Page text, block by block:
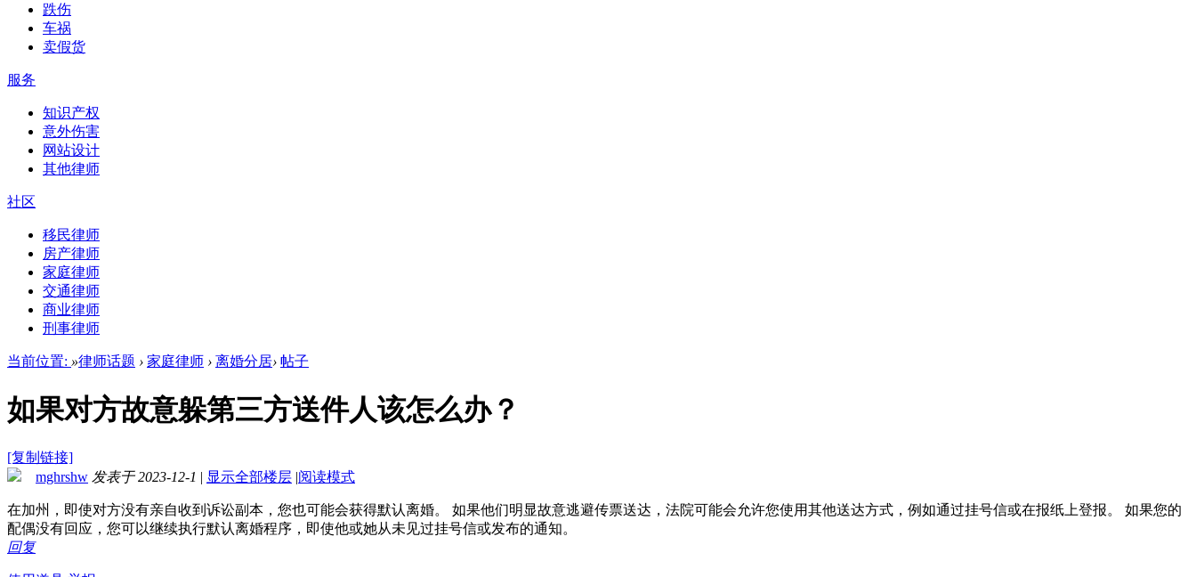
跌伤
车祸
卖假货
服务
知识产权
意外伤害
网站设计
其他律师
社区
移民律师
房产律师
家庭律师
交通律师
商业律师
刑事律师
当前位置: »律师话题 › 家庭律师 › 离婚分居› 帖子
如果对方故意躲第三方送件人该怎么办？
[复制链接]
mghrshw 发表于 2023-12-1 | 显示全部楼层 |阅读模式
在加州，即使对方没有亲自收到诉讼副本，您也可能会获得默认离婚。 如果他们明显故意逃避传票送达，法院可能会允许您使用其他送达方式，例如通过挂号信或在报纸上登报。 如果您的
配偶没有回应，您可以继续执行默认离婚程序，即使他或她从未见过挂号信或发布的通知。
回复